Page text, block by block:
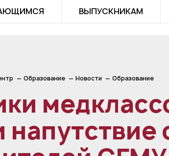
ВЫПУСКНИКАМ
Образование Новости Образование
напутствие